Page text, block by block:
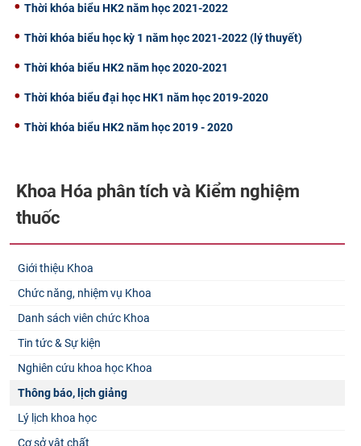
Thời khóa biểu HK2 năm học 2021-2022
Thời khóa biểu học kỳ 1 năm học 2021-2022 (lý thuyết)
Thời khóa biểu HK2 năm học 2020-2021
Thời khóa biểu đại học HK1 năm học 2019-2020
Thời khóa biểu HK2 năm học 2019 - 2020
Khoa Hóa phân tích và Kiểm nghiệm
thuốc
Giới thiệu Khoa
Chức năng, nhiệm vụ Khoa
Danh sách viên chức Khoa
Tin tức & Sự kiện
Nghiên cứu khoa học Khoa
Thông báo, lịch giảng
Lý lịch khoa học
Cơ sở vật chất